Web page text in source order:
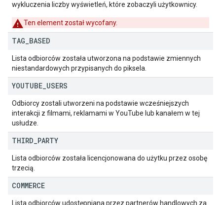
wykluczenia liczby wyświetleń, które zobaczyli użytkownicy.
Ten element został wycofany.
TAG BASED
Lista odbiorców została utworzona na podstawie zmiennych
niestandardowych przypisanych do piksela.
YOUTUBE USERS
Odbiorcy zostali utworzeni na podstawie wcześniejszych
interakcji z filmami, reklamami w YouTube lub kanałem w tej
usłudze.
THIRD PARTY
Lista odbiorców została licencjonowana do użytku przez osobę
trzecią.
COMMERCE
Lista odbiorców udostępniana przez partnerów handlowych za